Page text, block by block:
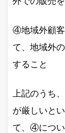
④地域外顧客
て、地域外
すること
上記のうち
が厳しいと
て、④につ